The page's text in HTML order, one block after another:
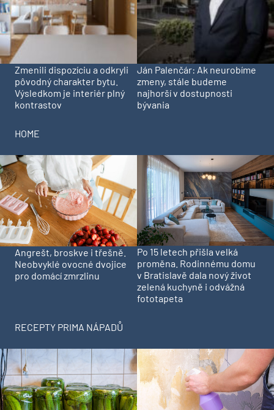
Zmenili dispozíciu a odkryli
pôvodný charakter bytu.
Výsledkom je interiér plný
kontrastov
Ján Palenčár: Ak neurobíme
zmeny, stále budeme
najhorší v dostupnosti
bývania
HOME
Angrešt, broskve i třešně.
Neobvyklé ovocné dvojice
pro domácí zmrzlinu
Po 15 letech přišla velká
proměna. Rodinnému domu
v Bratislavě dala nový život
zelená kuchyně i odvážná
fototapeta
RECEPTY PRIMA NÁPADŮ